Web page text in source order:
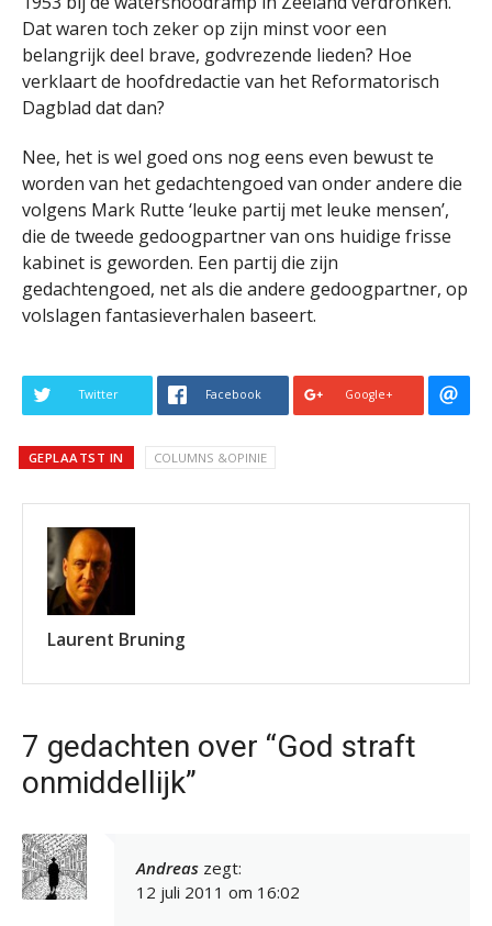
Dat waren toch zeker op zijn minst voor een
belangrijk deel brave, godvrezende lieden? Hoe
verklaart de hoofdredactie van het Reformatorisch
Dagblad dat dan?
Nee, het is wel goed ons nog eens even bewust te
worden van het gedachtengoed van onder andere die
volgens Mark Rutte ‘leuke partij met leuke mensen’,
die de tweede gedoogpartner van ons huidige frisse
kabinet is geworden. Een partij die zijn
gedachtengoed, net als die andere gedoogpartner, op
volslagen fantasieverhalen baseert.
Twitter Facebook Google+
GEPLAATST IN COLUMNS &OPINIE
Laurent Bruning
7 gedachten over “God straft
onmiddellijk”
Andreas zegt:
12 juli 2011 om 16:02